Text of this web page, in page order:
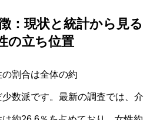
：現状と統計から見る
の立ち位置
割合は全体の約
数派です。最新の調査では、介